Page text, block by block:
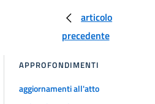
articolo
precedente
APPROFONDIMENTI
aggiornamenti all'atto